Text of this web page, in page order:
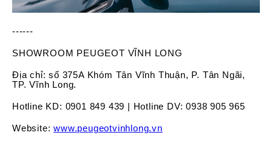
------
SHOWROOM PEUGEOT VĨNH LONG
Địa chỉ: số 375A Khóm Tân Vĩnh Thuận, P. Tân Ngãi,
TP. Vĩnh Long.
Hotline KD: 0901 849 439 | Hotline DV: 0938 905 965
Website:www.peugeotvinhlong.vn